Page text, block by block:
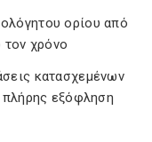
ορίου από
χρόνο
κατασχεμένων
πλήρης εξόφληση